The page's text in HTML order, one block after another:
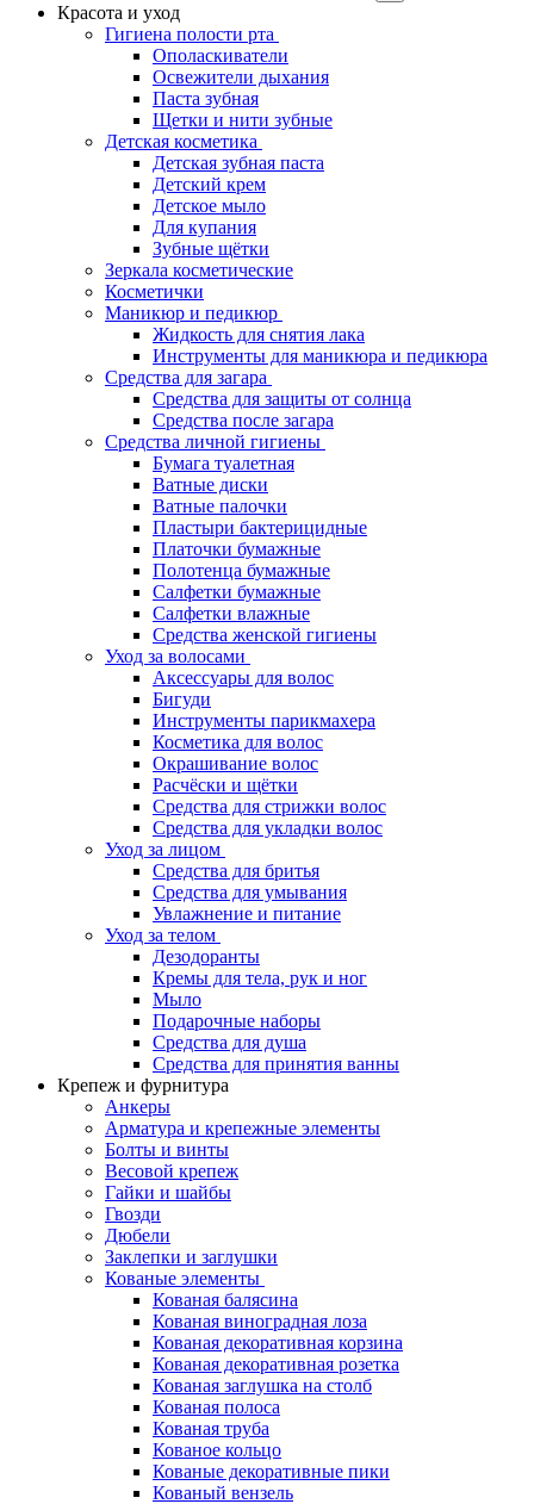
Красота и уход
Гигиена полости рта
Ополаскиватели
Освежители дыхания
Паста зубная
Щетки и нити зубные
Детская косметика
Детская зубная паста
Детский крем
Детское мыло
Для купания
Зубные щётки
Зеркала косметические
Косметички
Маникюр и педикюр
Жидкость для снятия лака
Инструменты для маникюра и педикюра
Средства для загара
Средства для защиты от солнца
Средства после загара
Средства личной гигиены
Бумага туалетная
Ватные диски
Ватные палочки
Пластыри бактерицидные
Платочки бумажные
Полотенца бумажные
Салфетки бумажные
Салфетки влажные
Средства женской гигиены
Уход за волосами
Аксессуары для волос
Бигуди
Инструменты парикмахера
Косметика для волос
Окрашивание волос
Расчёски и щётки
Средства для стрижки волос
Средства для укладки волос
Уход за лицом
Средства для бритья
Средства для умывания
Увлажнение и питание
Уход за телом
Дезодоранты
Кремы для тела, рук и ног
Мыло
Подарочные наборы
Средства для душа
Средства для принятия ванны
Крепеж и фурнитура
Анкеры
Арматура и крепежные элементы
Болты и винты
Весовой крепеж
Гайки и шайбы
Гвозди
Дюбели
Заклепки и заглушки
Кованые элементы
Кованая балясина
Кованая виноградная лоза
Кованая декоративная корзина
Кованая декоративная розетка
Кованая заглушка на столб
Кованая полоса
Кованая труба
Кованое кольцо
Кованые декоративные пики
Кованый вензель